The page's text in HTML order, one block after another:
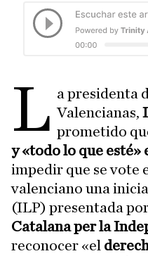
L a presidenta
Valencianas,
prometido
y «todo lo que esté»
impedir que se vote
valenciano una
(ILP) presentada
Catalana per la
reconocer «el